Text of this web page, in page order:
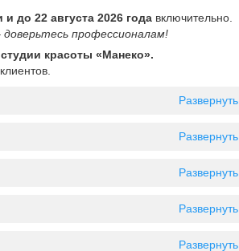
и до 22 августа 2026 года включительно.
профессионалам!
красоты «Манеко».
Развернуть
Развернуть
Развернуть
Развернуть
Развернуть